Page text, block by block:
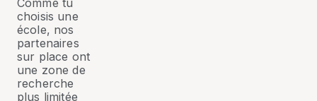
Comme tu
choisis une
école, nos
partenaires
sur place ont
une zone de
recherche
plus limitée